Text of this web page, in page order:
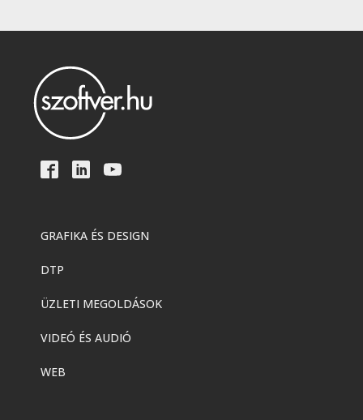
GRAFIKA ÉS DESIGN
DTP
ÜZLETI MEGOLDÁSOK
VIDEÓ ÉS AUDIÓ
WEB